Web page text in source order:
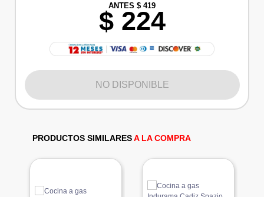
ANTES $ 419
$ 224
NO DISPONIBLE
PRODUCTOS SIMILARESA LA COMPRA